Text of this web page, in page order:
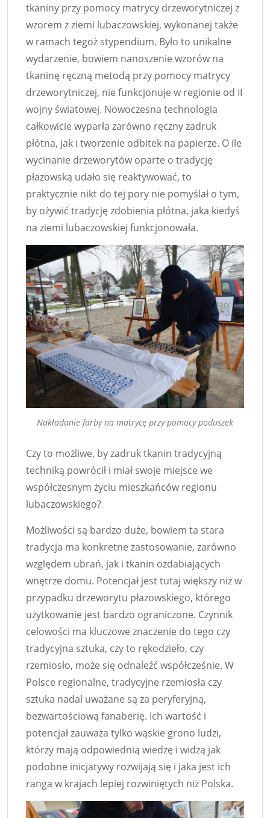
tkaniny przy pomocy matrycy drzeworytniczej z
wzorem z ziemi lubaczowskiej, wykonanej także
w ramach tegoż stypendium. Było to unikalne
wydarzenie, bowiem nanoszenie wzorów na
tkaninę ręczną metodą przy pomocy matrycy
drzeworytniczej, nie funkcjonuje w regionie od II
wojny światowej. Nowoczesna technologia
całkowicie wyparła zarówno ręczny zadruk
płótna, jak i tworzenie odbitek na papierze. O ile
wycinanie drzeworytów oparte o tradycję
płazowską udało się reaktywować, to
praktycznie nikt do tej pory nie pomyślał o tym,
by ożywić tradycję zdobienia płótna, jaka kiedyś
na ziemi lubaczowskiej funkcjonowała.
Nakładanie farby na matrycę przy pomocy poduszek
Czy to możliwe, by zadruk tkanin tradycyjną
techniką powrócił i miał swoje miejsce we
współczesnym życiu mieszkańców regionu
lubaczowskiego?
Możliwości są bardzo duże, bowiem ta stara
tradycja ma konkretne zastosowanie, zarówno
względem ubrań, jak i tkanin ozdabiających
wnętrze domu. Potencjał jest tutaj większy niż w
przypadku drzeworytu płazowskiego, którego
użytkowanie jest bardzo ograniczone. Czynnik
celowości ma kluczowe znaczenie do tego czy
tradycyjna sztuka, czy to rękodzieło, czy
rzemiosło, może się odnaleźć współcześnie. W
Polsce regionalne, tradycyjne rzemiosła czy
sztuka nadal uważane są za peryferyjną,
bezwartościową fanaberię. Ich wartość i
potencjał zauważa tylko wąskie grono ludzi,
którzy mają odpowiednią wiedzę i widzą jak
podobne inicjatywy rozwijają się i jaka jest ich
ranga w krajach lepiej rozwiniętych niż Polska.